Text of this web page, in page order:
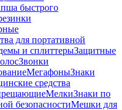
быстрого
для портативной
и сплиттерыЗащитные
Звонки
МегафоныЗнаки
средства
МелкиЗнаки по
безопасностиМешки для